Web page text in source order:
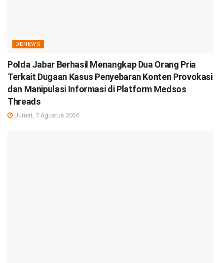
DENEWS
Polda Jabar Berhasil Menangkap Dua Orang Pria
Terkait Dugaan Kasus Penyebaran Konten Provokasi
dan Manipulasi Informasi di Platform Medsos
Threads
Jumat, 7 Agustus 2026